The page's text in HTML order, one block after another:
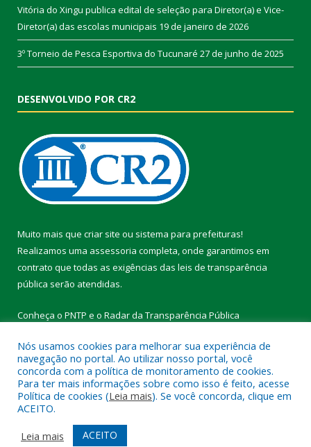
Vitória do Xingu publica edital de seleção para Diretor(a) e Vice-
Diretor(a) das escolas municipais 19 de janeiro de 2026
3º Torneio de Pesca Esportiva do Tucunaré 27 de junho de 2025
DESENVOLVIDO POR CR2
Muito mais que criar site ou sistema para prefeituras!
Realizamos uma assessoria completa, onde garantimos em
contrato que todas as exigências das leis de transparência
pública serão atendidas.
Conheça o PNTP e o Radar da Transparência Pública
Todos os direitos reservados a Prefeitura Municipal de Vitória do
Xingu.
Mapa do Site
Acessar Área Administrativa
Nós usamos cookies para melhorar sua experiência de
navegação no portal. Ao utilizar nosso portal, você
concorda com a política de monitoramento de cookies.
Para ter mais informações sobre como isso é feito, acesse
Política de cookies (Leia mais). Se você concorda, clique em
ACEITO.
Leia mais
ACEITO